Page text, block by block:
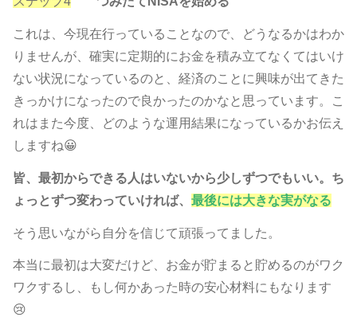
これは、今現在行っていることなので、どうなるかはわか
りませんが、確実に定期的にお金を積み立てなくてはいけ
ない状況になっているのと、経済のことに興味が出てきた
きっかけになったので良かったのかなと思っています。こ
れはまた今度、どのような運用結果になっているかお伝え
しますね😀
皆、最初からできる人はいないから少しずつでもいい。ち
ょっとずつ変わっていければ、 最後には大きな実がなる
そう思いながら自分を信じて頑張ってました。
本当に最初は大変だけど、お金が貯まると貯めるのがワク
ワクするし、もし何かあった時の安心材料にもなります
😢